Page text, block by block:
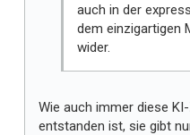
auch in der
dem einzigartigen
wider.
Wie auch immer diese
entstanden ist, sie gibt